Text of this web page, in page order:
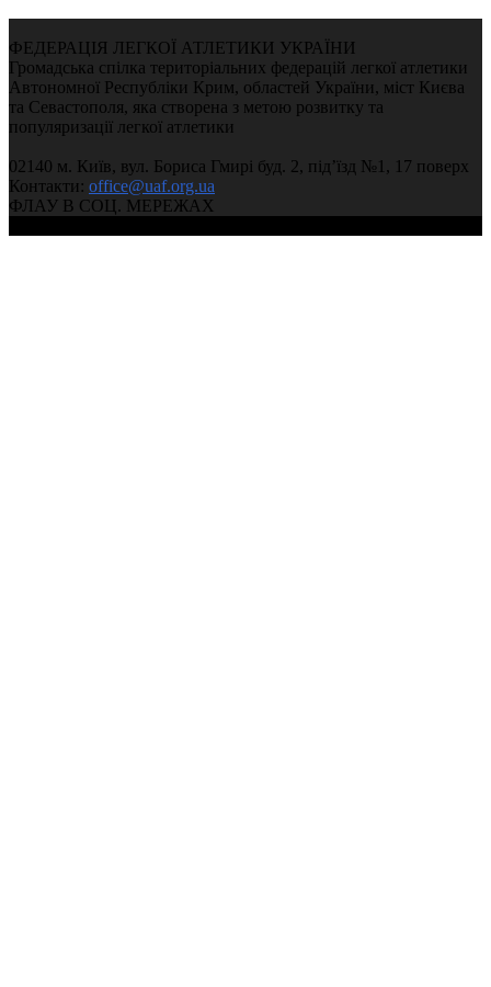
ФЕДЕРАЦІЯ ЛЕГКОЇ АТЛЕТИКИ УКРАЇНИ
Громадська спілка територіальних федерацій легкої атлетики
Автономної Республіки Крим, областей України, міст Києва
та Севастополя, яка створена з метою розвитку та
популяризації легкої атлетики
02140 м. Київ, вул. Бориса Гмирі буд. 2, під’їзд №1, 17 поверх
Контакти: office@uaf.org.ua
ФЛАУ В СОЦ. МЕРЕЖАХ